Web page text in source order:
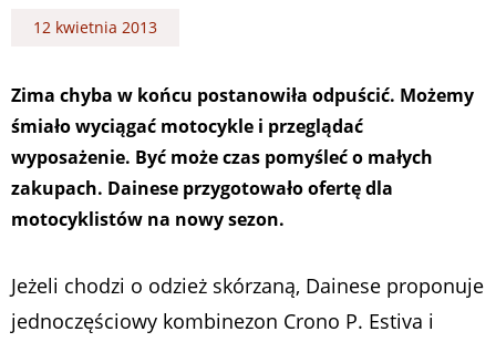
12 kwietnia 2013
Zima chyba w końcu postanowiła odpuścić. Możemy
śmiało wyciągać motocykle i przeglądać
wyposażenie. Być może czas pomyśleć o małych
zakupach. Dainese przygotowało ofertę dla
motocyklistów na nowy sezon.
Jeżeli chodzi o odzież skórzaną, Dainese proponuje
jednoczęściowy kombinezon Crono P. Estiva i